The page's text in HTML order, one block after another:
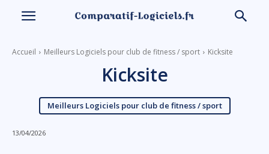
Accueil Meilleurs Logiciels pour club de fitness / sport Kicksite
Kicksite
Meilleurs Logiciels pour club de fitness / sport
13/04/2026